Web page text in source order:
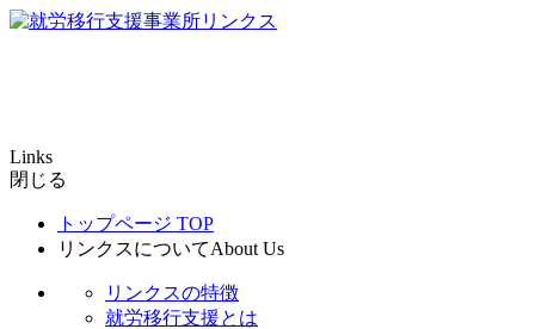
Links
閉じる
トップページ TOP
リンクスについてAbout Us
リンクスの特徴
就労移行支援とは